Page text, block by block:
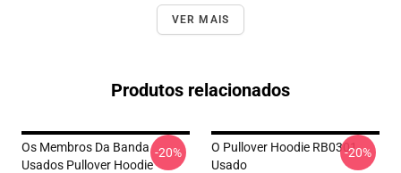
VER MAIS
Produtos relacionados
Os Membros Da Banda
Usados Pullover Hoodie
-20%
O Pullover Hoodie RB0301
Usado
-20%